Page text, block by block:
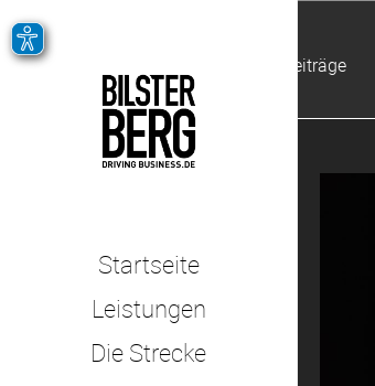
Startseite
Leistungen
Die Strecke
Alle Beiträge